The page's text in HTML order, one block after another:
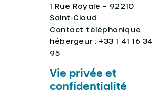
1 Rue Royale – 92210
Saint-Cloud
Contact téléphonique
hébergeur : +33 1 41 16 34
95
Vie privée et
confidentialité